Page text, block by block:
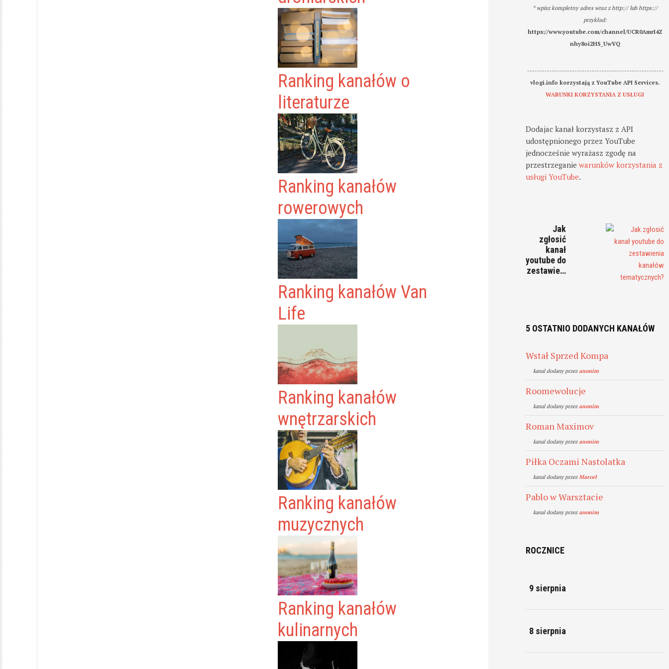
Ranking kanałów o
literaturze
Ranking kanałów
rowerowych
Ranking kanałów Van
Life
Ranking kanałów
wnętrzarskich
Ranking kanałów
muzycznych
Ranking kanałów
kulinarnych
* wpisz kompletny adres wraz z http:// lub https://
przykład:
https://www.youtube.com/channel/UCR0AmrI4Z
nhy8oi2HS_UwVQ
-------------------------------------------------------
vlogi.info korzystają z YouTube API Services.
WARUNKI KORZYSTANIA Z USŁUGI
Dodajac kanał korzystasz z API
udostępnionego przez YouTube
jednocześnie wyrażasz zgodę na
przestrzeganiewarunków korzystania z
usługi YouTube.
Jak
zgłosić
kanał
youtube do
zestawie…
5 OSTATNIO DODANYCH KANAŁÓW
Wstał Sprzed Kompa
kanal dodany przezanonim
Roomewolucje
kanal dodany przezanonim
Roman Maximov
kanal dodany przezanonim
Piłka Oczami Nastolatka
kanal dodany przezMarcel
Pablo w Warsztacie
kanal dodany przezanonim
ROCZNICE
9 sierpnia
8 sierpnia